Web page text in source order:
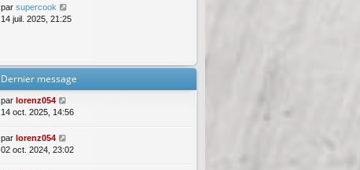
par supercook
14 juil. 2025, 21:25
Dernier message
par lorenz054
14 oct. 2025, 14:56
par lorenz054
02 oct. 2024, 23:02